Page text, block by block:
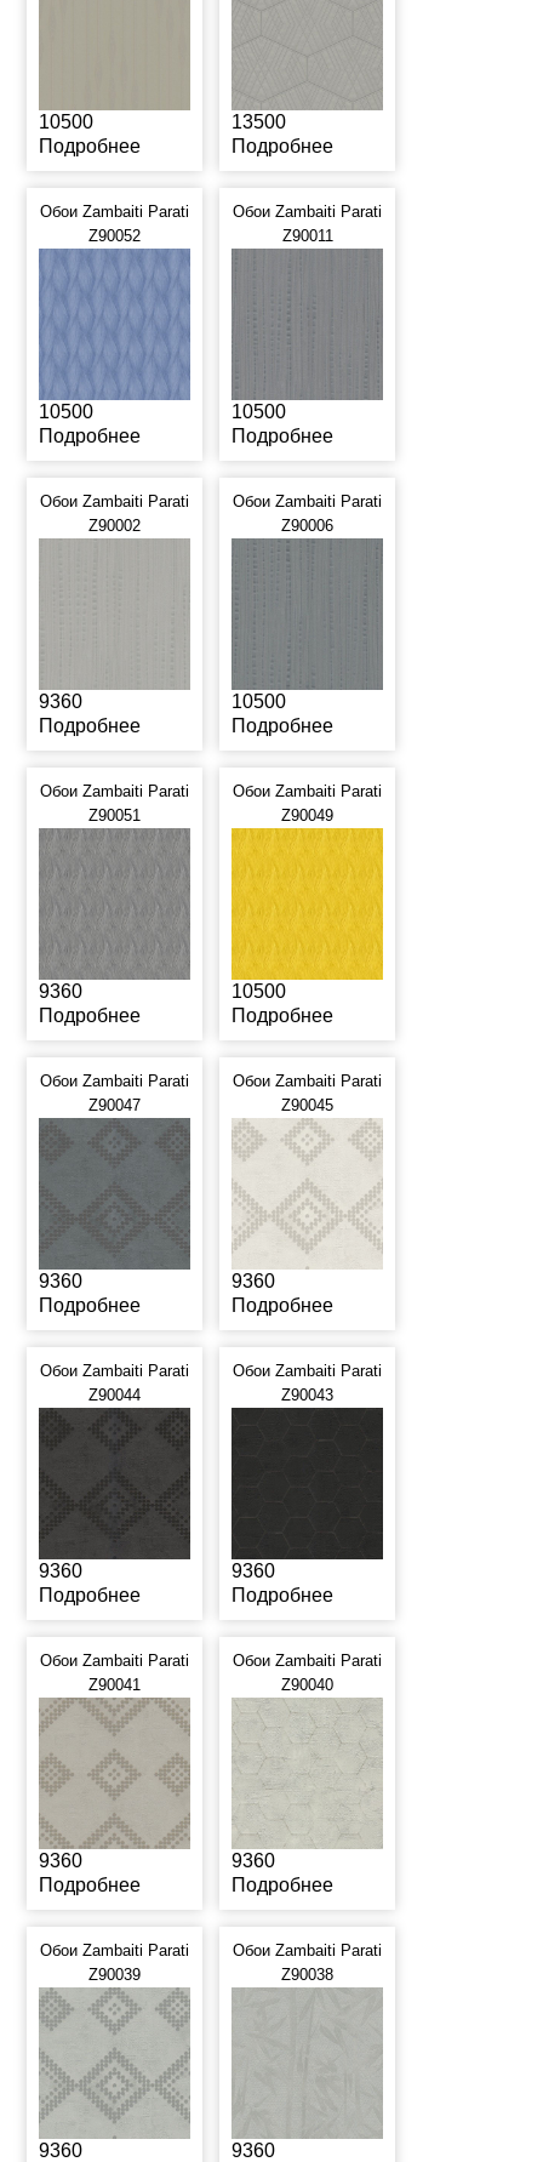
10500
Подробнее
13500
Подробнее
Обои Zambaiti Parati
Z90052
10500
Подробнее
Обои Zambaiti Parati
Z90011
10500
Подробнее
Обои Zambaiti Parati
Z90002
9360
Подробнее
Обои Zambaiti Parati
Z90006
10500
Подробнее
Обои Zambaiti Parati
Z90051
9360
Подробнее
Обои Zambaiti Parati
Z90049
10500
Подробнее
Обои Zambaiti Parati
Z90047
9360
Подробнее
Обои Zambaiti Parati
Z90045
9360
Подробнее
Обои Zambaiti Parati
Z90044
9360
Подробнее
Обои Zambaiti Parati
Z90043
9360
Подробнее
Обои Zambaiti Parati
Z90041
9360
Подробнее
Обои Zambaiti Parati
Z90040
9360
Подробнее
Обои Zambaiti Parati
Z90039
9360
Обои Zambaiti Parati
Z90038
9360